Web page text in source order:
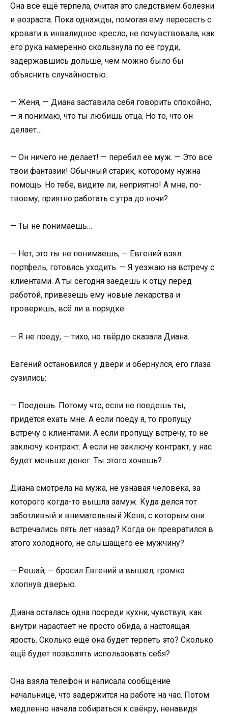
Она всё ещё терпела, считая это следствием болезни
и возраста. Пока однажды, помогая ему пересесть с
кровати в инвалидное кресло, не почувствовала, как
его рука намеренно скользнула по её груди,
задержавшись дольше, чем можно было бы
объяснить случайностью.
— Женя, — Диана заставила себя говорить спокойно,
— я понимаю, что ты любишь отца. Но то, что он
делает…
— Он ничего не делает! — перебил её муж. — Это всё
твои фантазии! Обычный старик, которому нужна
помощь. Но тебе, видите ли, неприятно! А мне, по-
твоему, приятно работать с утра до ночи?
— Ты не понимаешь…
— Нет, это ты не понимаешь, — Евгений взял
портфель, готовясь уходить. — Я уезжаю на встречу с
клиентами. А ты сегодня заедешь к отцу перед
работой, привезёшь ему новые лекарства и
проверишь, всё ли в порядке.
— Я не поеду, — тихо, но твёрдо сказала Диана.
Евгений остановился у двери и обернулся, его глаза
сузились:
— Поедешь. Потому что, если не поедешь ты,
придётся ехать мне. А если поеду я, то пропущу
встречу с клиентами. А если пропущу встречу, то не
заключу контракт. А если не заключу контракт, у нас
будет меньше денег. Ты этого хочешь?
Диана смотрела на мужа, не узнавая человека, за
которого когда-то вышла замуж. Куда делся тот
заботливый и внимательный Женя, с которым они
встречались пять лет назад? Когда он превратился в
этого холодного, не слышащего её мужчину?
— Решай, — бросил Евгений и вышел, громко
хлопнув дверью.
Диана осталась одна посреди кухни, чувствуя, как
внутри нарастает не просто обида, а настоящая
ярость. Сколько ещё она будет терпеть это? Сколько
ещё будет позволять использовать себя?
Она взяла телефон и написала сообщение
начальнице, что задержится на работе на час. Потом
медленно начала собираться к свёкру, ненавидя